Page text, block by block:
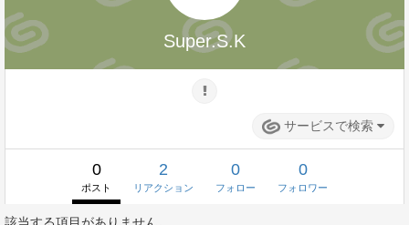
Super.S.K
サービスで検索
0
ポスト
2
リアクション
0
フォロー
0
フォロワー